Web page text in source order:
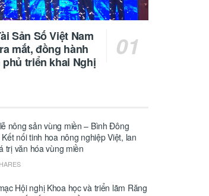
Sản Số Việt Nam
mắt, đồng hành
triển khai Nghị
nông sản vùng miền – Bình Đông
nối tinh hoa nông nghiệp Việt, lan
trị văn hóa vùng miền
Hội nghị Khoa học và triển lãm Răng